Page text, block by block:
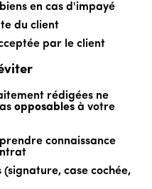
en cas d'impayé
du client
par le client
rédigées ne
opposables à votre
connaissance
(signature, case cochée,